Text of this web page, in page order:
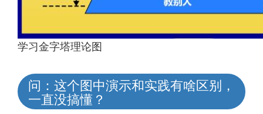
学习金字塔理论图
问：这个图中演示和实践有啥区别，
一直没搞懂？